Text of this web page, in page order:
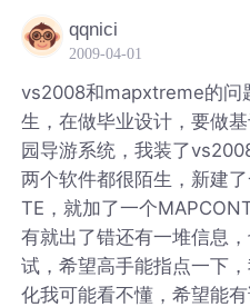
qqnici
2009-04-01
vs2008和mapxtreme的问
生，在做毕业设计，要做
园导游系统，我装了
两个软件都很陌生，新建
TE，就加了一个
有就出了错还有一堆信息
试，希望高手能指点一下
化我可能看不懂，希望能